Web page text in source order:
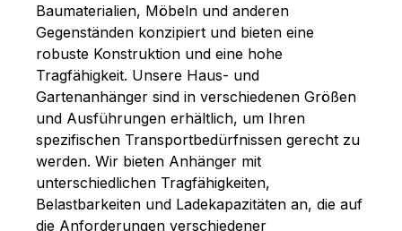
Baumaterialien, Möbeln und anderen
Gegenständen konzipiert und bieten eine
robuste Konstruktion und eine hohe
Tragfähigkeit. Unsere Haus- und
Gartenanhänger sind in verschiedenen Größen
und Ausführungen erhältlich, um Ihren
spezifischen Transportbedürfnissen gerecht zu
werden. Wir bieten Anhänger mit
unterschiedlichen Tragfähigkeiten,
Belastbarkeiten und Ladekapazitäten an, die auf
die Anforderungen verschiedener